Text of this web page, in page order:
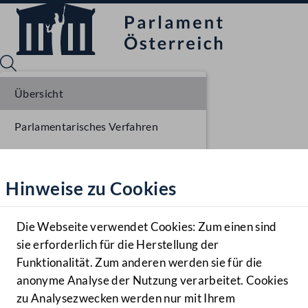
Hilfe
Benutzer
Navigationsmenü öffnen
MENÜ
Hinweise zu Cookies
Die Webseite verwendet Cookies: Zum einen sind
sie erforderlich für die Herstellung der
Funktionalität. Zum anderen werden sie für die
anonyme Analyse der Nutzung verarbeitet. Cookies
zu Analysezwecken werden nur mit Ihrem
Übersicht
Parlamentarisches Verfahren